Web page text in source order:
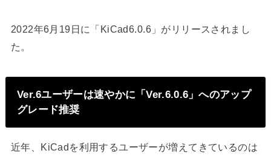
2022年6月19日に「KiCad6.0.6」がリリースされまし
た。
Ver.6ユーザーは速やかに「Ver.6.0.6」へのアップ
グレード推奨
近年、KiCadを利用するユーザーが増えてきているのは